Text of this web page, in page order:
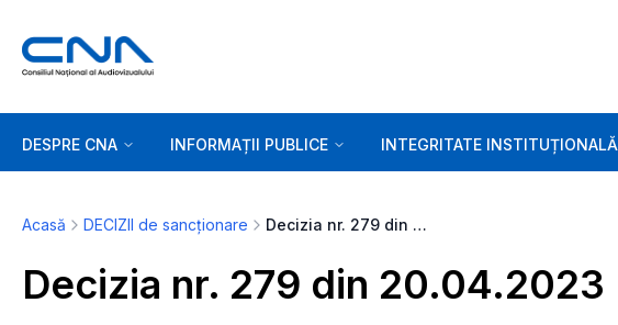
DESPRE CNA INFORMAȚII PUBLICE INTEGRITATE INSTITUȚIONALĂ
Acasă DECIZII de sancționare Decizia nr. 279 din 20.04.2023
Decizia nr. 279 din 20.04.2023